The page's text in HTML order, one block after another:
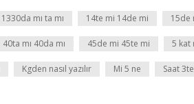
1330da mı ta mı 14te mi 14de mi 15de
40ta mı 40da mı 45de mi 45te mi 5 kat
Kgden nasıl yazılır Mi 5 ne Saat